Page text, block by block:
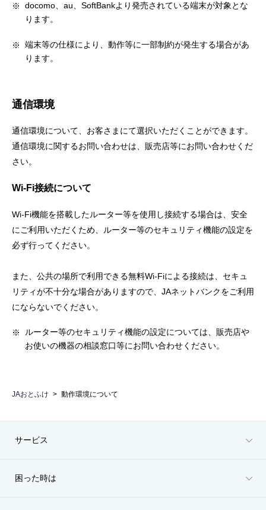
docomo、au、SoftBankより発売されている端末が対象とな
ります。
端末等の仕様により、動作等に一部制約が発生する場合があ
ります。
通信環境
通信環境について、お客さまにて選択いただくことができます。
通信環境に関するお問い合わせは、販売店等にお問い合わせくだ
さい。
Wi-Fi接続について
Wi-Fi機能を搭載したルーター等を使用し接続する場合は、安全
にご利用いただくため、ルーター等のセキュリティ機能の設定を
必ず行ってください。
また、公共の場所で利用できる無料Wi-Fiによる接続は、セキュ
リティが不十分な場合がありますので、JAネットバンクをご利用
にならないでください。
ルーター等のセキュリティ機能の設定については、販売店や
お使いの機器の相談窓口等にお問い合わせください。
JAおとふけ 動作環境について
サービス
困った時は